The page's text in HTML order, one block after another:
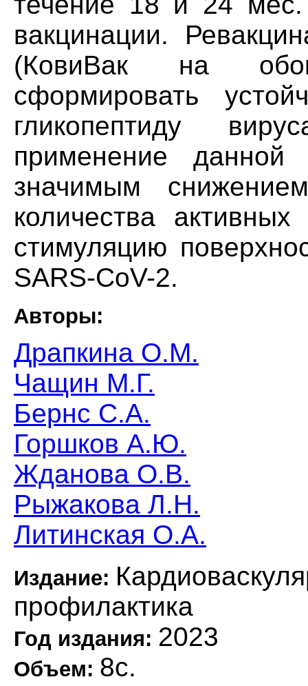
вакцинации.
(КовиВак на
сформировать
гликопептиду
применение данной
значимым
количества
стимуляцию
SARS-CoV-2.
Авторы:
Драпкина О.М.
Чащин М.Г.
Бернс С.А.
Горшков А.Ю.
Жданова О.В.
Рыжакова Л.Н.
Литинская О.А.
Издание:
профилактика
Год издания: 2023
Объем: 8с.